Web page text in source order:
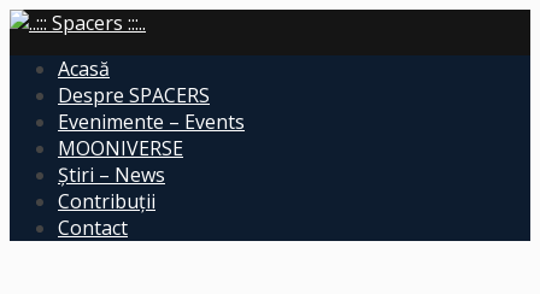
Acasă
Despre SPACERS
Evenimente – Events
MOONIVERSE
Știri – News
Contribuții
Contact